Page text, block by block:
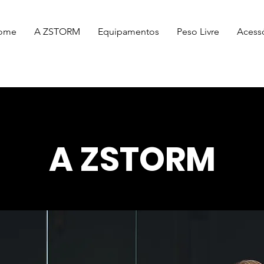
A ZSTORM Equipamentos Peso Livre
A ZSTORM